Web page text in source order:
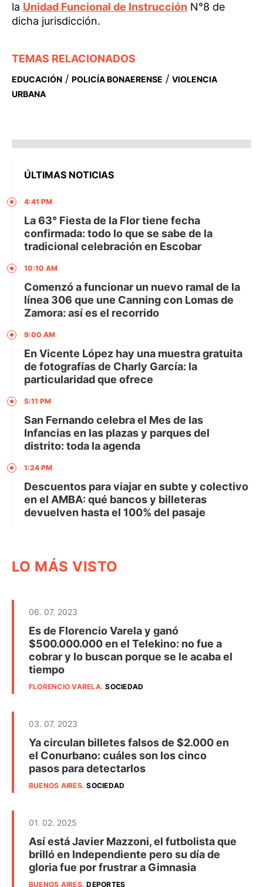
la Unidad Funcional de Instrucción N°8 de
dicha jurisdicción.
TEMAS RELACIONADOS
EDUCACIÓN / POLICÍA BONAERENSE / VIOLENCIA
URBANA
ÚLTIMAS NOTICIAS
4:41 PM
La 63° Fiesta de la Flor tiene fecha
confirmada: todo lo que se sabe de la
tradicional celebración en Escobar
10:10 AM
Comenzó a funcionar un nuevo ramal de la
línea 306 que une Canning con Lomas de
Zamora: así es el recorrido
9:00 AM
En Vicente López hay una muestra gratuita
de fotografías de Charly García: la
particularidad que ofrece
5:11 PM
San Fernando celebra el Mes de las
Infancias en las plazas y parques del
distrito: toda la agenda
1:24 PM
Descuentos para viajar en subte y colectivo
en el AMBA: qué bancos y billeteras
devuelven hasta el 100% del pasaje
LO MÁS VISTO
06. 07. 2023
Es de Florencio Varela y ganó
$500.000.000 en el Telekino: no fue a
cobrar y lo buscan porque se le acaba el
tiempo
FLORENCIO VARELA.SOCIEDAD
03. 07. 2023
Ya circulan billetes falsos de $2.000 en
el Conurbano: cuáles son los cinco
pasos para detectarlos
BUENOS AIRES.SOCIEDAD
01. 02. 2025
Así está Javier Mazzoni, el futbolista que
brilló en Independiente pero su día de
gloria fue por frustrar a Gimnasia
BUENOS AIRES.DEPORTES